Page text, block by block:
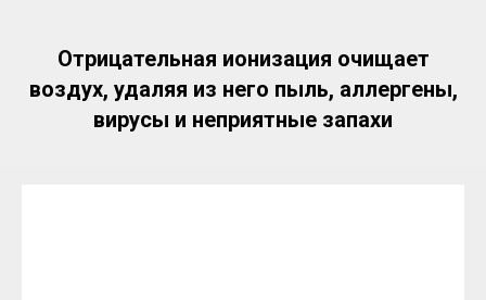
Отрицательная ионизация очищает
воздух, удаляя из него пыль, аллергены,
вирусы и неприятные запахи